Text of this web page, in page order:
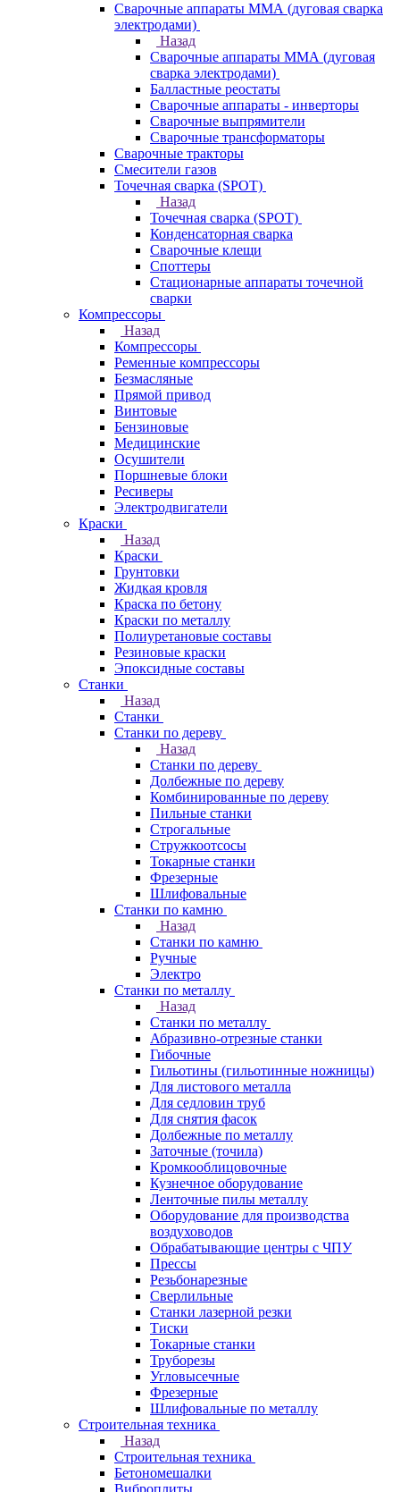
Сварочные аппараты ММА (дуговая сварка
электродами)
Назад
Сварочные аппараты ММА (дуговая
сварка электродами)
Балластные реостаты
Сварочные аппараты - инверторы
Сварочные выпрямители
Сварочные трансформаторы
Сварочные тракторы
Смесители газов
Точечная сварка (SPOT)
Назад
Точечная сварка (SPOT)
Конденсаторная сварка
Сварочные клещи
Споттеры
Стационарные аппараты точечной
сварки
Компрессоры
Назад
Компрессоры
Ременные компрессоры
Безмасляные
Прямой привод
Винтовые
Бензиновые
Медицинские
Осушители
Поршневые блоки
Ресиверы
Электродвигатели
Краски
Назад
Краски
Грунтовки
Жидкая кровля
Краска по бетону
Краски по металлу
Полиуретановые составы
Резиновые краски
Эпоксидные составы
Станки
Назад
Станки
Станки по дереву
Назад
Станки по дереву
Долбежные по дереву
Комбинированные по дереву
Пильные станки
Строгальные
Стружкоотсосы
Токарные станки
Фрезерные
Шлифовальные
Станки по камню
Назад
Станки по камню
Ручные
Электро
Станки по металлу
Назад
Станки по металлу
Абразивно-отрезные станки
Гибочные
Гильотины (гильотинные ножницы)
Для листового металла
Для седловин труб
Для снятия фасок
Долбежные по металлу
Заточные (точила)
Кромкооблицовочные
Кузнечное оборудование
Ленточные пилы металлу
Оборудование для производства
воздуховодов
Обрабатывающие центры с ЧПУ
Прессы
Резьбонарезные
Сверлильные
Станки лазерной резки
Тиски
Токарные станки
Труборезы
Угловысечные
Фрезерные
Шлифовальные по металлу
Строительная техника
Назад
Строительная техника
Бетономешалки
Виброплиты